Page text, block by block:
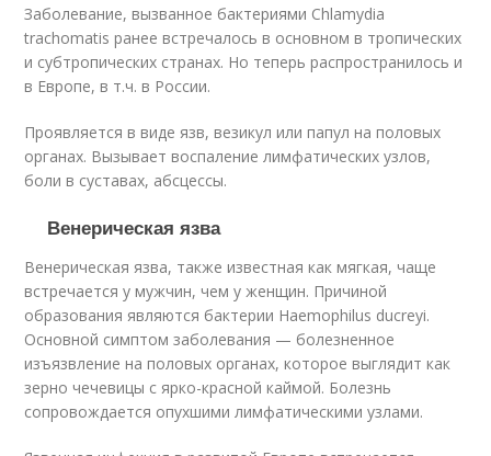
Заболевание, вызванное бактериями Chlamydia
trachomatis ранее встречалось в основном в тропических
и субтропических странах. Но теперь распространилось и
в Европе, в т.ч. в России.
Проявляется в виде язв, везикул или папул на половых
органах. Вызывает воспаление лимфатических узлов,
боли в суставах, абсцессы.
Венерическая язва
Венерическая язва, также известная как мягкая, чаще
встречается у мужчин, чем у женщин. Причиной
образования являются бактерии Haemophilus ducreyi.
Основной симптом заболевания — болезненное
изъязвление на половых органах, которое выглядит как
зерно чечевицы с ярко-красной каймой. Болезнь
сопровождается опухшими лимфатическими узлами.